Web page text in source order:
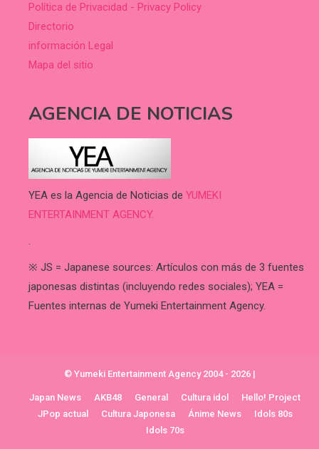
Política de Privacidad - Privacy Policy
Directorio
información Legal
Mapa del sitio
AGENCIA DE NOTICIAS
YEA es la Agencia de Noticias de YUMEKI
ENTERTAINMENT AGENCY.
.
※ JS = Japanese sources: Artículos con más de 3 fuentes
japonesas distintas (incluyendo redes sociales); YEA =
Fuentes internas de Yumeki Entertainment Agency.
© Yumeki Entertainment Agency 2004 - 2026 |
Japan News AKB48 General Cultura idol
Hello! Project
JPop actual
Cultura Japonesa Ánime News
Idols 80s
Idols 70s